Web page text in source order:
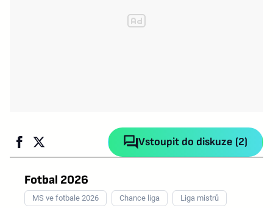
Vstoupit do diskuze (2)
Fotbal 2026
MS ve fotbale 2026 Chance liga Liga mistrů